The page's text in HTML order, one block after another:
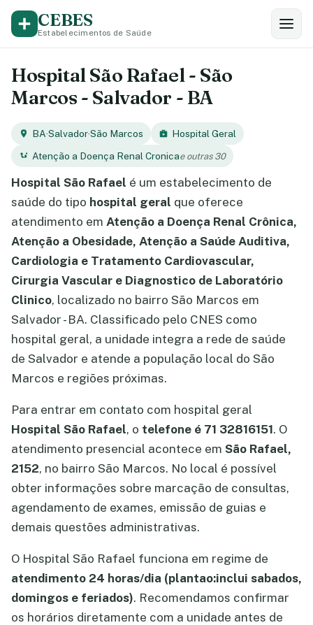
CEBES
Estabelecimentos de Saúde
Hospital São Rafael - São
Marcos - Salvador - BA
BA·Salvador·São Marcos
Hospital Geral
Atenção a Doença Renal Cronicae outras 30
Hospital São Rafael é um estabelecimento de
saúde do tipo hospital geral que oferece
atendimento em Atenção a Doença Renal Crônica,
Atenção a Obesidade, Atenção a Saúde Auditiva,
Cardiologia e Tratamento Cardiovascular,
Cirurgia Vascular e Diagnostico de Laboratório
Clinico, localizado no bairro São Marcos em
Salvador - BA. Classificado pelo CNES como
hospital geral, a unidade integra a rede de saúde
de Salvador e atende a população local do São
Marcos e regiões próximas.
Para entrar em contato com hospital geral
Hospital São Rafael, o telefone é 71 32816151. O
atendimento presencial acontece em São Rafael,
2152, no bairro São Marcos. No local é possível
obter informações sobre marcação de consultas,
agendamento de exames, emissão de guias e
demais questões administrativas.
O Hospital São Rafael funciona em regime de
atendimento 24 horas/dia (plantao:inclui sabados,
domingos e feriados). Recomendamos confirmar
os horários diretamente com a unidade antes de